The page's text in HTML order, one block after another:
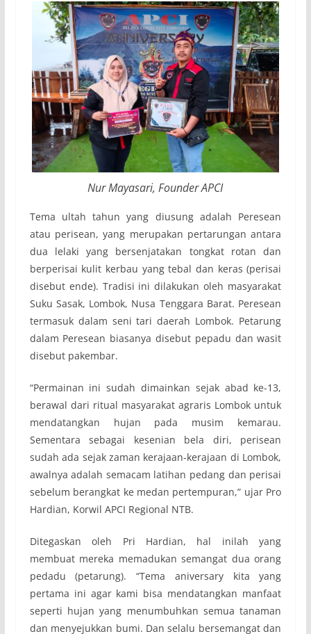
Nur Mayasari, Founder APCI
Tema ultah tahun yang diusung adalah Peresean
atau perisean, yang merupakan pertarungan antara
dua lelaki yang bersenjatakan tongkat rotan dan
berperisai kulit kerbau yang tebal dan keras (perisai
disebut ende). Tradisi ini dilakukan oleh masyarakat
Suku Sasak, Lombok, Nusa Tenggara Barat. Peresean
termasuk dalam seni tari daerah Lombok. Petarung
dalam Peresean biasanya disebut pepadu dan wasit
disebut pakembar.
“Permainan ini sudah dimainkan sejak abad ke-13,
berawal dari ritual masyarakat agraris Lombok untuk
mendatangkan hujan pada musim kemarau.
Sementara sebagai kesenian bela diri, perisean
sudah ada sejak zaman kerajaan-kerajaan di Lombok,
awalnya adalah semacam latihan pedang dan perisai
sebelum berangkat ke medan pertempuran,” ujar Pro
Hardian, Korwil APCI Regional NTB.
Ditegaskan oleh Pri Hardian, hal inilah yang
membuat mereka memadukan semangat dua orang
pedadu (petarung). “Tema aniversary kita yang
pertama ini agar kami bisa mendatangkan manfaat
seperti hujan yang menumbuhkan semua tanaman
dan menyejukkan bumi. Dan selalu bersemangat dan